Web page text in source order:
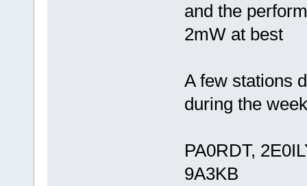
and the
2mW at best
A few stations
during the
PA0RDT,
9A3KB